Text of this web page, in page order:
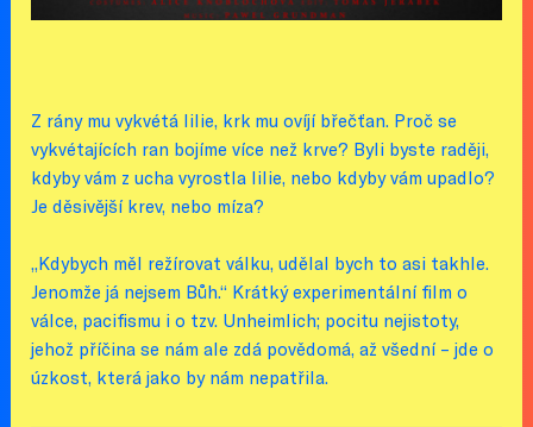
Z rány mu vykvétá lilie, krk mu ovíjí břečťan. Proč se
vykvétajících ran bojíme více než krve? Byli byste raději,
kdyby vám z ucha vyrostla lilie, nebo kdyby vám upadlo?
Je děsivější krev, nebo míza?
„Kdybych měl režírovat válku, udělal bych to asi takhle.
Jenomže já nejsem Bůh.“ Krátký experimentální film o
válce, pacifismu i o tzv. Unheimlich; pocitu nejistoty,
jehož příčina se nám ale zdá povědomá, až všední – jde o
úzkost, která jako by nám nepatřila.